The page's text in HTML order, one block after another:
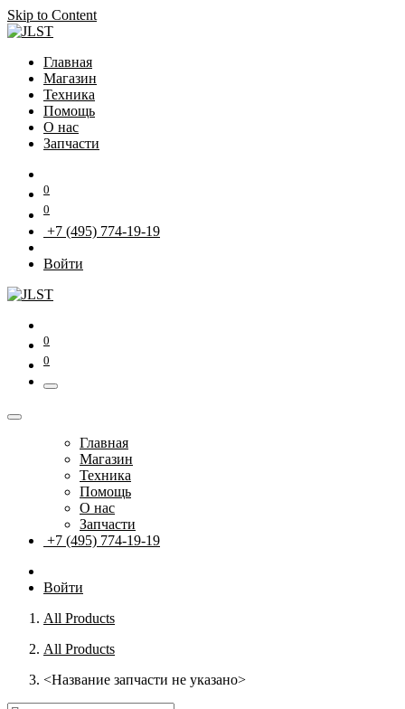
Skip to Content
Главная
Магазин
Техника
Помощь
О нас
Запчасти
0
0
+7 (495) 774-19-19
Войти
0
0
Главная
Магазин
Техника
Помощь
О нас
Запчасти
+7 (495) 774-19-19
Войти
All Products
All Products
<Название запчасти не указано>